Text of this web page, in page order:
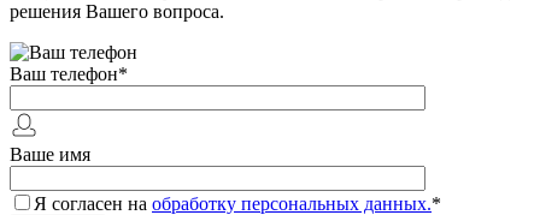
решения Вашего вопроса.
Ваш телефон*
Ваше имя
Я согласен на обработку персональных данных.*